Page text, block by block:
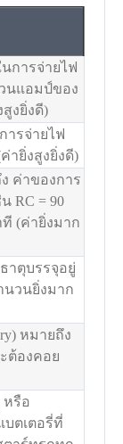
การจ่ายไฟ
นแอมป์ของ
งยิ่งดี)
ารจ่ายไฟ
ายิ่งสูงยิ่งดี)
ง ค่าของการ
RC = 90
ที (ค่ายิ่งมาก
าตุบรรจุอยู่
นวนยิ่งมาก
หมายถึง
ต้องคอย
หรือ
บตเตอรี่ที่